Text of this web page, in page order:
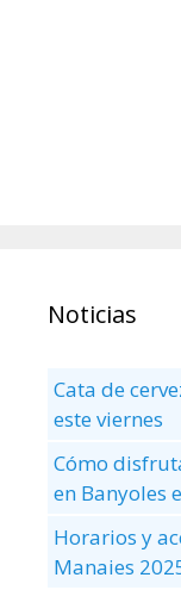
Noticias
Cata de
este viernes
Cómo
en Banyoles
Horarios y
Manaies